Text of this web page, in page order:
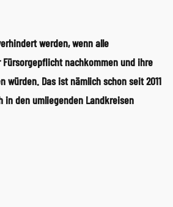
werden, wenn alle
nachkommen und ihre
würden. Das ist nämlich schon seit 2011
in den umliegenden Landkreisen